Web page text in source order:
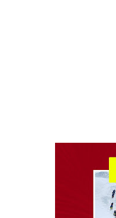
குருவிட்ட மற்றும் பல்லன்சேன